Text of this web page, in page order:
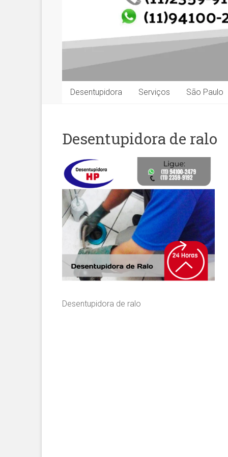
Desentupidora Serviços São Paulo
Desentupidora de ralo
Desentupidora de ralo